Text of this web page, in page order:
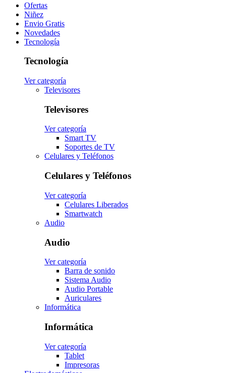
Ofertas
Niñez
Envio Gratis
Novedades
Tecnología
Tecnología
Ver categoría
Televisores
Televisores
Ver categoría
Smart TV
Soportes de TV
Celulares y Teléfonos
Celulares y Teléfonos
Ver categoría
Celulares Liberados
Smartwatch
Audio
Audio
Ver categoría
Barra de sonido
Sistema Audio
Audio Portable
Auriculares
Informática
Informática
Ver categoría
Tablet
Impresoras